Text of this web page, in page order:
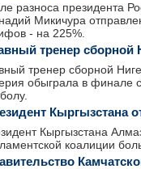
разноса президента
Микичура
- на 225%.
тренер сборной
тренер сборной
обыграла в финале
Кыргызстана
Кыргызстана
коалиции